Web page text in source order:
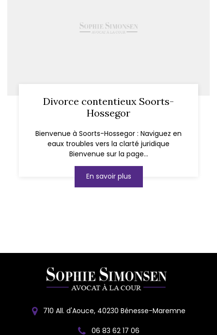
Divorce contentieux Soorts-
Hossegor
Bienvenue à Soorts-Hossegor : Naviguez en
eaux troubles vers la clarté juridique
Bienvenue sur la page...
En savoir plus
710 All. d'Aouce, 40230 Bénesse-Maremne
06 83 62 17 06